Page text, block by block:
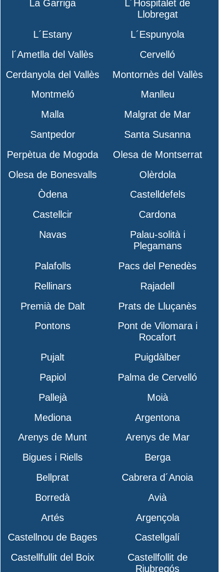
La Garriga
L´Hospitalet de
Llobregat
L´Estany
L´Espunyola
l´Ametlla del Vallès
Cervelló
Cerdanyola del Vallès
Montornès del Vallès
Montmeló
Manlleu
Malla
Malgrat de Mar
Santpedor
Santa Susanna
Perpètua de Mogoda
Olesa de Montserrat
Olesa de Bonesvalls
Olèrdola
Òdena
Castelldefels
Castellcir
Cardona
Navas
Palau-solità i
Plegamans
Palafolls
Pacs del Penedès
Rellinars
Rajadell
Premià de Dalt
Prats de Lluçanès
Pontons
Pont de Vilomara i
Rocafort
Pujalt
Puigdàlber
Papiol
Palma de Cervelló
Pallejà
Moià
Mediona
Argentona
Arenys de Munt
Arenys de Mar
Bigues i Riells
Berga
Bellprat
Cabrera d´Anoia
Borredà
Avià
Artés
Argençola
Castellnou de Bages
Castellgalí
Castellfullit del Boix
Castellfollit de
Riubregós